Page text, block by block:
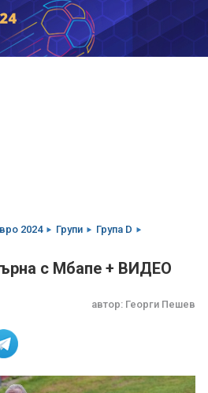
2024 Групи
Група D
с Мбапе + ВИДЕО
автор: Георги Пешев